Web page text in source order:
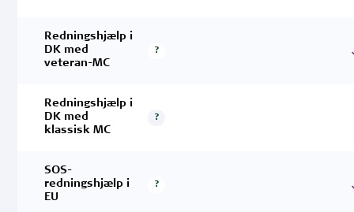
Redningshjælp i
DK med
veteran-MC
?
Redningshjælp i
DK med
klassisk MC
?
SOS-
redningshjælp i
EU
?